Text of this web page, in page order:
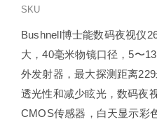
SKU
Bushnell博士能数码夜视仪
大，40毫米物镜口径，5〜
外发射器，最大探测距离
透光性和减少眩光，数码夜
CMOS传感器，白天显示彩